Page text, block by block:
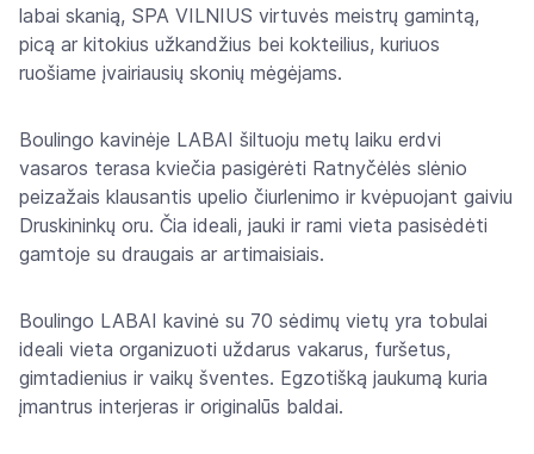
labai skanią, SPA VILNIUS virtuvės meistrų gamintą,
picą ar kitokius užkandžius bei kokteilius, kuriuos
ruošiame įvairiausių skonių mėgėjams.
Boulingo kavinėje LABAI šiltuoju metų laiku erdvi
vasaros terasa kviečia pasigėrėti Ratnyčėlės slėnio
peizažais klausantis upelio čiurlenimo ir kvėpuojant gaiviu
Druskininkų oru. Čia ideali, jauki ir rami vieta pasisėdėti
gamtoje su draugais ar artimaisiais.
Boulingo LABAI kavinė su 70 sėdimų vietų yra tobulai
ideali vieta organizuoti uždarus vakarus, furšetus,
gimtadienius ir vaikų šventes. Egzotišką jaukumą kuria
įmantrus interjeras ir originalūs baldai.